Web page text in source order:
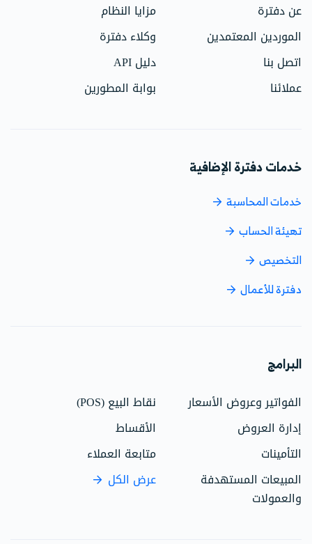
عن دفترة
مزايا النظام
الموردين المعتمدين
وكلاء دفترة
اتصل بنا
دليل API
عملائنا
بوابة المطورين
خدمات دفترة الإضافية
خدمات المحاسبة
تهيئة الحساب
التخصيص
دفترة للأعمال
البرامج
الفواتير وعروض الأسعار
نقاط البيع (POS)
إدارة العروض
الأقساط
التأمينات
متابعة العملاء
المبيعات المستهدفة
والعمولات
عرض الكل